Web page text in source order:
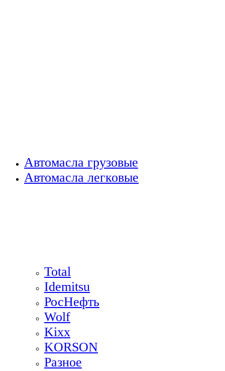
Автомасла грузовые
Автомасла легковые
Total
Idemitsu
РосНефть
Wolf
Kixx
KORSON
Разное